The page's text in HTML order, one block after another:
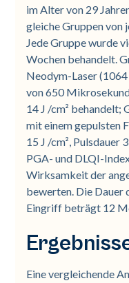
im Alter von 29
gleiche Gruppen von
Jede Gruppe wurde
Wochen behandelt.
Neodym-Laser
von 650
14 J /cm² behandelt;
mit einem gepulsten
15 J /cm², Pulsdauer
PGA- und DLQI-
Wirksamkeit der
bewerten. Die Dauer
Eingriff beträgt 12
Eine vergleichende